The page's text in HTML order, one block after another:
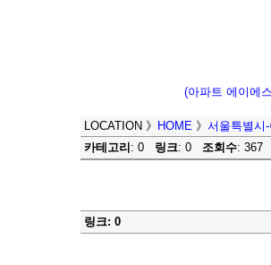
(아파트 에이에
LOCATION 》 HOME 》 서울특별시
카테고리 : 0 링크: 0 조회수: 367
링크: 0